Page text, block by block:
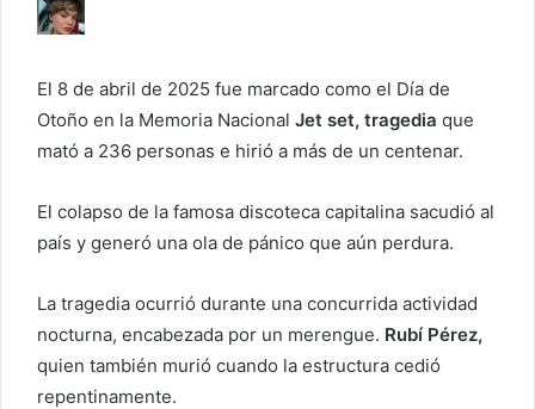
c
o
r
e
t
El 8 de abril de 2025 fue marcado como el Día de
Otoño en la Memoria Nacional Jet set, tragedia que
mató a 236 personas e hirió a más de un centenar.
El colapso de la famosa discoteca capitalina sacudió al
país y generó una ola de pánico que aún perdura.
La tragedia ocurrió durante una concurrida actividad
nocturna, encabezada por un merengue. Rubí Pérez,
quien también murió cuando la estructura cedió
repentinamente.